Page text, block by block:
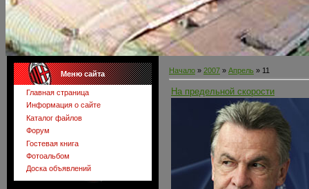
Меню сайта
Главная страница
Информация о сайте
Каталог файлов
Форум
Гостевая книга
Фотоальбом
Доска объявлений
Начало » 2007 » Апрель » 11
На предельной скорости